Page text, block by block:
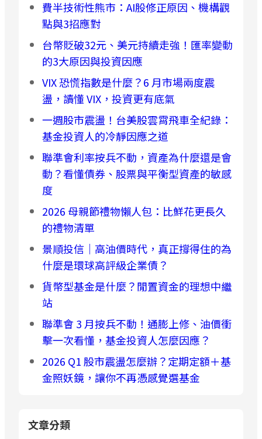
費半技術性熊市：AI股修正原因、機構觀
點與3招應對
台幣貶破32元、美元持續走強！匯率變動
的3大原因與投資因應
VIX 恐慌指數是什麼？6 月市場兩度震
盪，讀懂 VIX，投資更有底氣
一週股市震盪！台美股雲霄飛車全紀錄：
基金投資人的冷靜因應之道
聯準會利率按兵不動，資產為什麼還是會
動？看懂債券、股票與平衡型資產的敏感
度
2026 母親節禮物懶人包：比鮮花更長久
的禮物清單
景順投信｜高油價時代，真正撐得住的為
什麼是環球高評級企業債？
貨幣型基金是什麼？閒置資金的理想中繼
站
聯準會 3 月按兵不動！通膨上修、油價衝
擊一次看懂，基金投資人怎麼因應？
2026 Q1 股市震盪怎麼辦？定期定額＋基
金照妖鏡，讓你不再憑感覺選基金
文章分類